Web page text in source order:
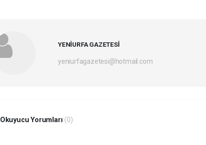
YENİURFA GAZETESİ
yeniurfagazetesi@hotmail.com
Okuyucu Yorumları (0)